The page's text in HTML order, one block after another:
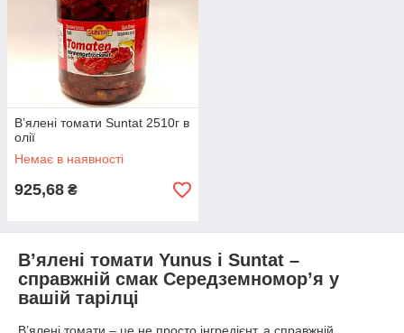
В’ялені томати Suntat 2510г в
олії
Немає в наявності
925,68 ₴
В’ялені томати Yunus і Suntat –
справжній смак Середземномор’я у
вашій тарілці
В’ялені томати – це не просто інгредієнт, а справжній